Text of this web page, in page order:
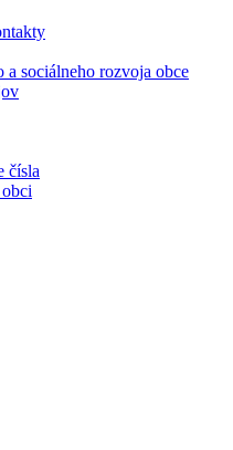
a sociálneho rozvoja obce
čísla